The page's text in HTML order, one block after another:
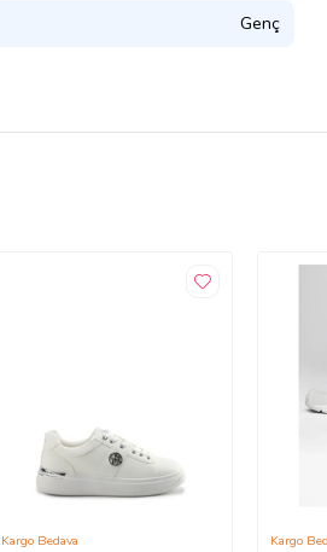
Genç
Kargo Bedava Kargo